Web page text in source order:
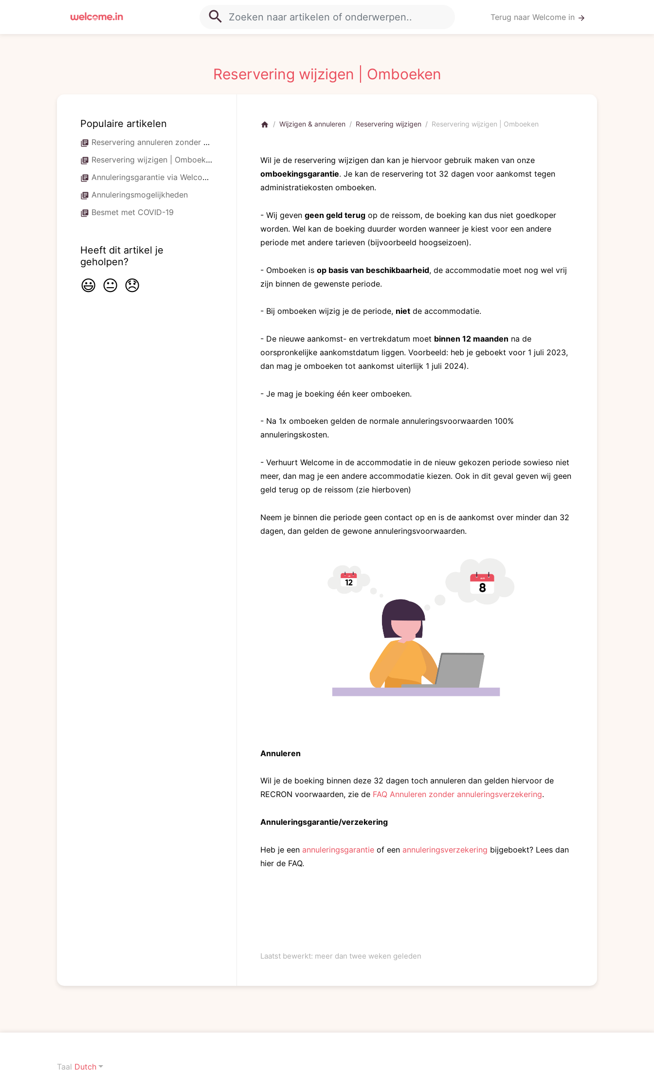
search Terug naar Welcome in arrow_forward
Reservering wijzigen | Omboeken
Populaire artikelen
library_books Reservering annuleren zonder verzekering
library_books Reservering wijzigen | Omboeken
library_books Annuleringsgarantie via Welcome in
library_books Annuleringsmogelijkheden
library_books Besmet met COVID-19
Heeft dit artikel je
geholpen?
😃 😐 😞
home Wijzigen & annuleren Reservering wijzigen Reservering wijzigen | Omboeken
Wil je de reservering wijzigen dan kan je hiervoor gebruik maken van onze
omboekingsgarantie. Je kan de reservering tot 32 dagen voor aankomst tegen
administratiekosten omboeken.
- Wij geven geen geld terug op de reissom, de boeking kan dus niet goedkoper
worden. Wel kan de boeking duurder worden wanneer je kiest voor een andere
periode met andere tarieven (bijvoorbeeld hoogseizoen).
- Omboeken is op basis van beschikbaarheid, de accommodatie moet nog wel vrij
zijn binnen de gewenste periode.
- Bij omboeken wijzig je de periode, niet de accommodatie.
- De nieuwe aankomst- en vertrekdatum moet binnen 12 maanden na de
oorspronkelijke aankomstdatum liggen. Voorbeeld: heb je geboekt voor 1 juli 2023,
dan mag je omboeken tot aankomst uiterlijk 1 juli 2024).
- Je mag je boeking één keer omboeken.
- Na 1x omboeken gelden de normale annuleringsvoorwaarden 100%
annuleringskosten.
- Verhuurt Welcome in de accommodatie in de nieuw gekozen periode sowieso niet
meer, dan mag je een andere accommodatie kiezen. Ook in dit geval geven wij geen
geld terug op de reissom (zie hierboven)
Neem je binnen die periode geen contact op en is de aankomst over minder dan 32
dagen, dan gelden de gewone annuleringsvoorwaarden.
Annuleren
Wil je de boeking binnen deze 32 dagen toch annuleren dan gelden hiervoor de
RECRON voorwaarden, zie de FAQ Annuleren zonder annuleringsverzekering.
Annuleringsgarantie/verzekering
Heb je een annuleringsgarantie of een annuleringsverzekering bijgeboekt? Lees dan
hier de FAQ.
Laatst bewerkt: meer dan twee weken geleden
Taal Dutch